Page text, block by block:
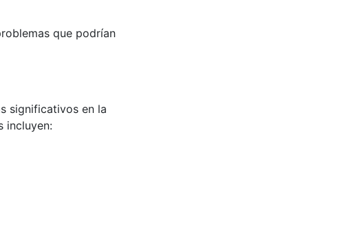
que podrían
significativos en la
incluyen: